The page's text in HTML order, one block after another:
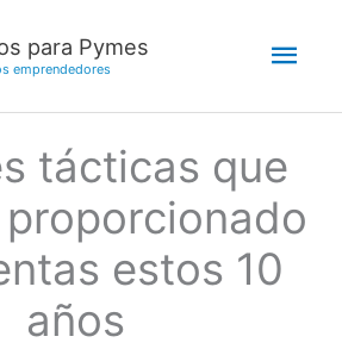
para Pymes
emprendedores
tácticas que
estos 10
años